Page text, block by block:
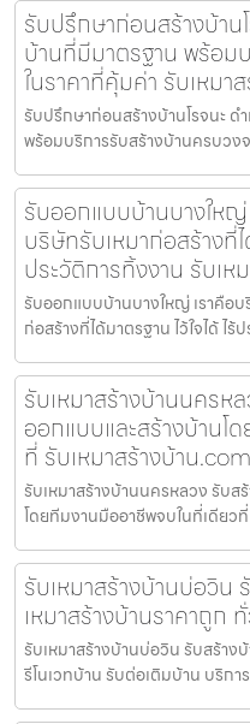
รับปรึกษาก่อนสร้างบ้าน
บ้านที่มีมาตรฐาน พร้อม
ในราคาที่คุ้มค่า รับเหมา
รับปรึกษาก่อนสร้างบ้านโรจนะ ด
พร้อมบริการรับสร้างบ้านครบวง
รับออกแบบบ้านบางใหญ่
บริษัทรับเหมาก่อสร้างที่ไ
ประวัติการทิ้งงาน รับเห
รับออกแบบบ้านบางใหญ่ เราคือ
ก่อสร้างที่ได้มาตรฐาน ไว้ใจได้ ไร้
รับเหมาสร้างบ้านนครห
ออกแบบและสร้างบ้านโ
ที่ รับเหมาสร้างบ้าน.com
รับเหมาสร้างบ้านนครหลวง รับ
โดยทีมงานมืออาชีพจบในที่เดียว
รับเหมาสร้างบ้านบ่อวิน
เหมาสร้างบ้านราคาถูก
รับเหมาสร้างบ้านบ่อวิน รับสร้าง
รีโนเวทบ้าน รับต่อเติมบ้าน บริก